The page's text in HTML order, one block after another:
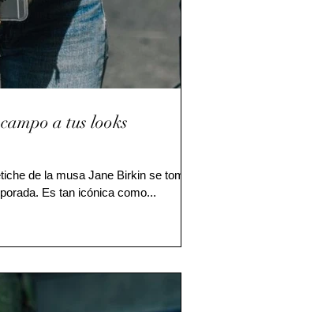
a tus looks
de la musa Jane Birkin se toma
Es tan icónica como...